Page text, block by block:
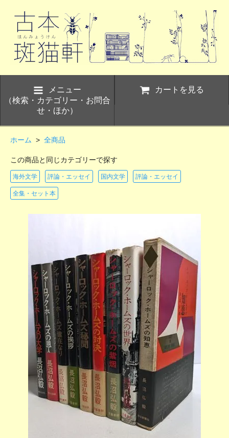
メニュー
（検索・カテゴリー・お問合
せ・ほか）
カートを見る
ホーム > 全商品
この商品と同じカテゴリーで探す
海外文学 評論・エッセイ 国内文学 評論・エッセイ
全集・セット本